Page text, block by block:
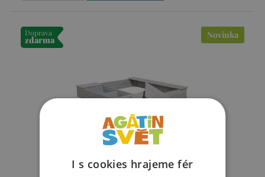
Doprava
zdarma Novinka
I s cookies hrajeme fér